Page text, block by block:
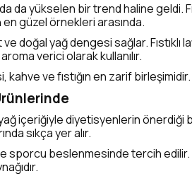
da yükselen bir trend haline geldi.
güzel örnekleri arasında.
doğal yağ dengesi sağlar.
verici olarak kullanılır.
kahve ve fıstığın en zarif birleşimidir.
içeriğiyle diyetisyenlerin önerdiği
sıkça yer alır.
sporcu beslenmesinde tercih